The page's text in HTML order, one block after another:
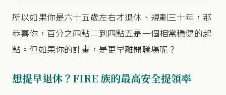
所以如果你是六十五歲左右才退休、規劃三十年，那
恭喜你，百分之四點二到四點五是一個相當穩健的起
點。但如果你的計畫，是更早離開職場呢？
想提早退休？FIRE 族的最高安全提領率